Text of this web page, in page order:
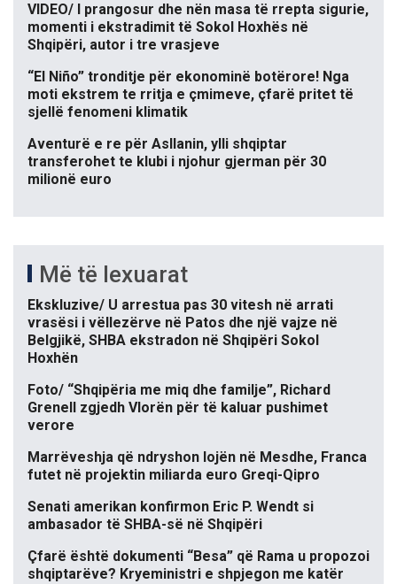
VIDEO/ I prangosur dhe nën masa të rrepta sigurie,
momenti i ekstradimit të Sokol Hoxhës në
Shqipëri, autor i tre vrasjeve
“El Niño” tronditje për ekonominë botërore! Nga
moti ekstrem te rritja e çmimeve, çfarë pritet të
sjellë fenomeni klimatik
Aventurë e re për Asllanin, ylli shqiptar
transferohet te klubi i njohur gjerman për 30
milionë euro
Më të lexuarat
Ekskluzive/ U arrestua pas 30 vitesh në arrati
vrasësi i vëllezërve në Patos dhe një vajze në
Belgjikë, SHBA ekstradon në Shqipëri Sokol
Hoxhën
Foto/ “Shqipëria me miq dhe familje”, Richard
Grenell zgjedh Vlorën për të kaluar pushimet
verore
Marrëveshja që ndryshon lojën në Mesdhe, Franca
futet në projektin miliarda euro Greqi-Qipro
Senati amerikan konfirmon Eric P. Wendt si
ambasador të SHBA-së në Shqipëri
Çfarë është dokumenti “Besa” që Rama u propozoi
shqiptarëve? Kryeministri e shpjegon me katër